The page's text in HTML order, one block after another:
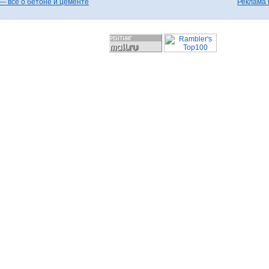
все о бетоне и цементе Реклама